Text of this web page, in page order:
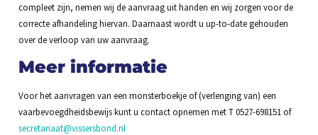
compleet zijn, nemen wij de aanvraag uit handen en wij zorgen voor de
correcte afhandeling hiervan. Daarnaast wordt u up-to-date gehouden
over de verloop van uw aanvraag.
Meer informatie
Voor het aanvragen van een monsterboekje of (verlenging van) een
vaarbevoegdheidsbewijs kunt u contact opnemen met T 0527-698151 of
secretariaat@vissersbond.nl